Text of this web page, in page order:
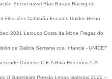
Sector naval Rías Baixas Racing de
Eleccións Cataluña Estados Unidos Reino
2021 Larouco Costa da Morte Fragas do
de Galicia Semana coa Infancia - UNICEF
Ourense C.F. A Bola Eleccións 5-A
O Sabedoiro Poesía Letras Galegas 2020 --